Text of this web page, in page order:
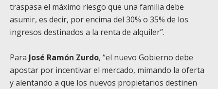
traspasa el máximo riesgo que una familia debe
asumir, es decir, por encima del 30% o 35% de los
ingresos destinados a la renta de alquiler”.
Para José Ramón Zurdo, “el nuevo Gobierno debe
apostar por incentivar el mercado, mimando la oferta
y alentando a que los nuevos propietarios destinen